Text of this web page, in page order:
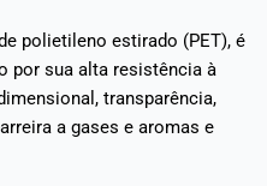
polietileno estirado (PET), é
por sua alta resistência à
transparência,
a gases e aromas e